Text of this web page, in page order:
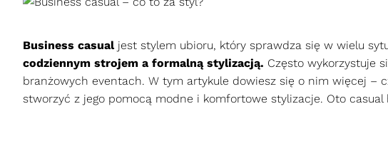
Business casual jest stylem ubioru, który sprawdza się w wielu
codziennym strojem a formalną stylizacją. Często wykorzystuje
branżowych eventach. W tym artykule dowiesz się o nim więcej –
stworzyć z jego pomocą modne i komfortowe stylizacje. Oto casual